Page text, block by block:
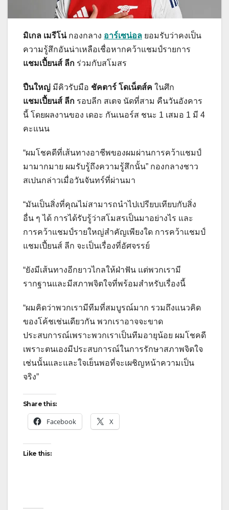
มิเกล เมรีโน่กองกลาง อาร์เซน่อล ยอมรับว่าคงเป็น
ความรู้สึกอันน่าเหลือเชื่อหากคว้าแชมป์รายการ
แชมเปี้ยนส์ ลีก ร่วมกับสโมสร
ปืนใหญ่ มีคิวรับมือ ชัคตาร์ โดเน็ตส์ค ในศึก
แชมเปี้ยนส์ ลีก รอบลีก สเตจ นัดที่สาม คืนวันอังคาร
นี้ โดยผลงานของ เดอะ กันเนอร์ส ชนะ 1 เสมอ 1 มี 4
คะแนน
“ผมโชคดีที่เส้นทางอาชีพของผมผ่านการคว้าแชมป์
มามากมาย ผมรับรู้ถึงความรู้สึกนั้น” กองกลางชาว
สเปนกล่าวเมื่อวันจันทร์ที่ผ่านมา
“มันเป็นสิ่งที่คุณไม่สามารถนำไปเปรียบเทียบกับสิ่ง
อื่น ๆ ได้ การได้รับรู้ว่าสโมสรเป็นมาอย่างไร และ
การคว้าแชมป์รายใหญ่สำคัญเพียงใด การคว้าแชมป์
แชมเปี้ยนส์ ลีก จะเป็นเรื่องที่อัศจรรย์
“ยังมีเส้นทางอีกยาวไกลให้ฝ่าฟัน แต่พวกเรามี
รากฐานและมีสภาพจิตใจที่พร้อมสำหรับเรื่องนี้
“ผมคิดว่าพวกเรามีทีมที่สมบูรณ์มาก รวมถึงแนวคิด
ของโค้ชเช่นเดียวกัน พวกเราอาจจะขาด
ประสบการณ์เพราะพวกเราเป็นทีมอายุน้อย ผมโชคดี
เพราะตนเองมีประสบการณ์ในการรักษาสภาพจิตใจ
เช่นนั้นและและใจเย็นพอที่จะเผชิญหน้าความเป็น
จริง”
Share this:
Facebook X
Like this: